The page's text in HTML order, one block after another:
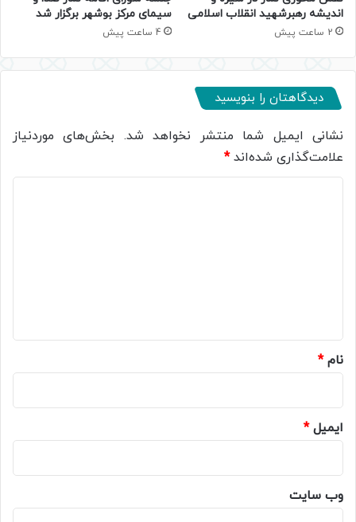
اندیشه رهبرشهید انقلاب اسلامی
2 ساعت پیش
سیمای مرکز بوشهر برگزار شد
4 ساعت پیش
دیدگاهتان را بنویسید
نشانی ایمیل شما منتشر نخواهد شد. بخش‌های موردنیاز
علامت‌گذاری شده‌اند*
نام*
ایمیل*
وب‌ سایت